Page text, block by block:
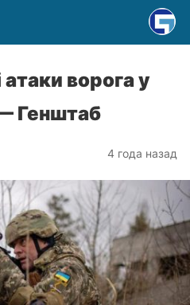
ворога у
Генштаб
4 года назад